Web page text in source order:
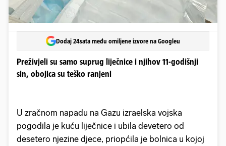
Dodaj 24sata među omiljene izvore na Googleu
Preživjeli su samo suprug liječnice i njihov 11-godišnji
sin, obojica su teško ranjeni
U zračnom napadu na Gazu izraelska vojska
pogodila je kuću liječnice i ubila devetero od
desetero njezine djece, priopćila je bolnica u kojoj